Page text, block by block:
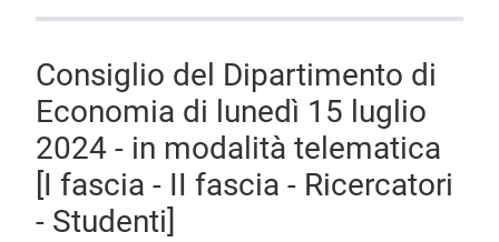
Consiglio del Dipartimento di
Economia di lunedì 15 luglio
2024 - in modalità telematica
[I fascia - II fascia - Ricercatori
- Studenti]